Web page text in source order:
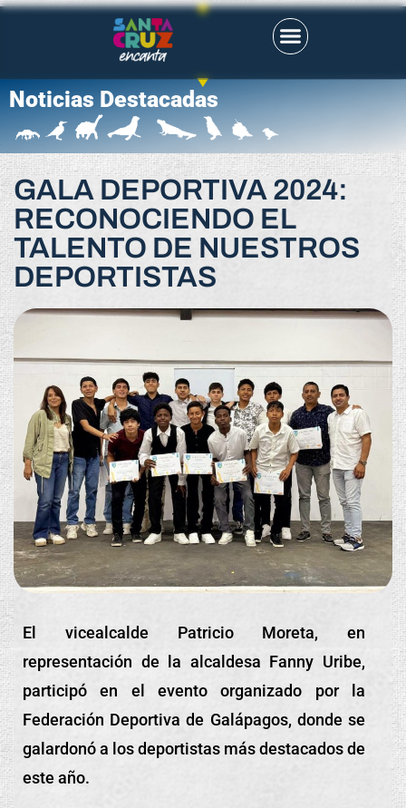
Noticias Destacadas
GALA DEPORTIVA 2024:
RECONOCIENDO EL
TALENTO DE NUESTROS
DEPORTISTAS
El vicealcalde Patricio Moreta, en
representación de la alcaldesa Fanny Uribe,
participó en el evento organizado por la
Federación Deportiva de Galápagos, donde se
galardonó a los deportistas más destacados de
este año.